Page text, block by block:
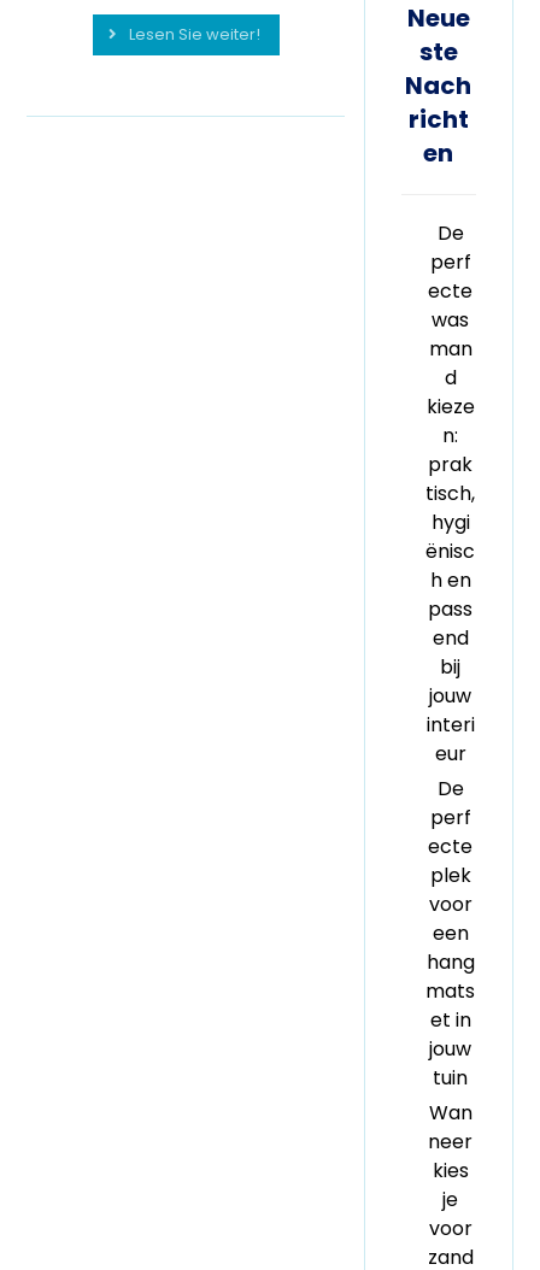
Lesen Sie weiter!
Neue
ste
Nach
richt
en
De
perf
ecte
was
man
d
kieze
n:
prak
tisch,
hygi
ënisc
h en
pass
end
bij
jouw
interi
eur
De
perf
ecte
plek
voor
een
hang
mats
et in
jouw
tuin
Wan
neer
kies
je
voor
zand